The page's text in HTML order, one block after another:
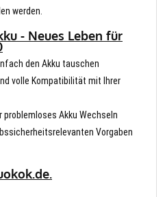
werden.
- Neues Leben für
den Akku tauschen
volle Kompatibilität mit Ihrer
Akku Wechseln
Vorgaben